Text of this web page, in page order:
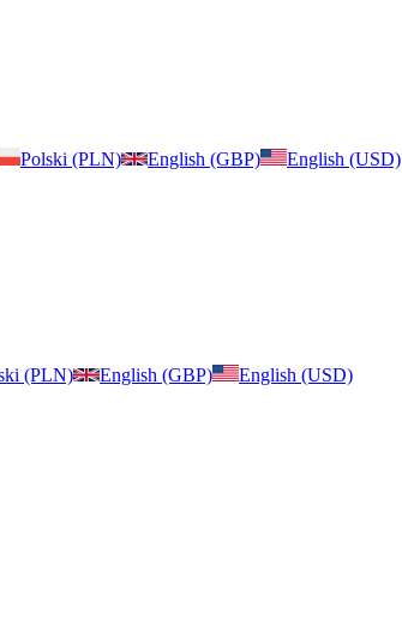
Polski (PLN) English (GBP) English (USD)
(PLN) English (GBP)
English (USD)